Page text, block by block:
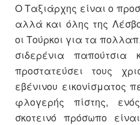
Ο Ταξιάρχης είναι ο
αλλά και όλης της
οι Τούρκοι για τα
σιδερένια
προστατεύσει τους
εβένινου εικονίσματος
φλογερής πίστης,
σκοτεινό πρόσωπο